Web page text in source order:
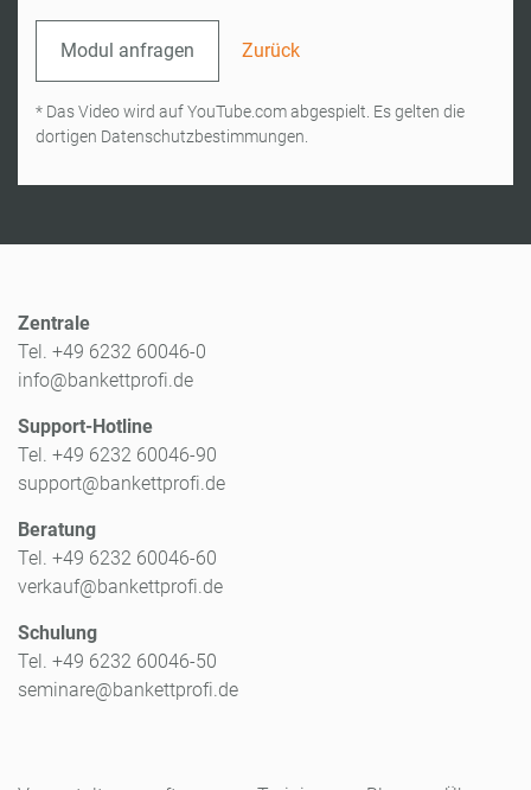
Modul anfragen Zurück
* Das Video wird auf YouTube.com abgespielt. Es gelten die
dortigen Datenschutzbestimmungen.
Zentrale
Tel. +49 6232 60046-0
info@bankettprofi.de
Support-Hotline
Tel. +49 6232 60046-90
support@bankettprofi.de
Beratung
Tel. +49 6232 60046-60
verkauf@bankettprofi.de
Schulung
Tel. +49 6232 60046-50
seminare@bankettprofi.de